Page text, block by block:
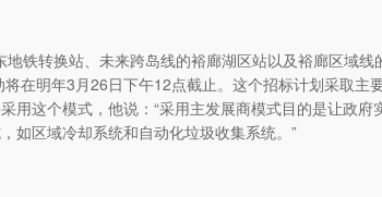
铁转换站、未来跨岛线的裕廊湖区站以及裕廊区域
在明年3月26日下午12点截止。这个招标计划采取主
这个模式，他说：“采用主发展商模式目的是让政
如区域冷却系统和自动化垃圾收集系统。”